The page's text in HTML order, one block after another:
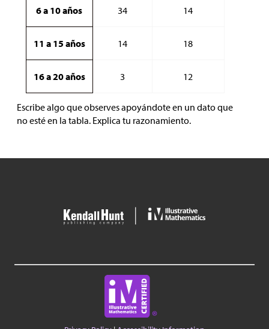
6 a 10 años 34 14
11 a 15 años 14 18
16 a 20 años 3 12
Escribe algo que observes apoyándote en un dato que
no esté en la tabla. Explica tu razonamiento.